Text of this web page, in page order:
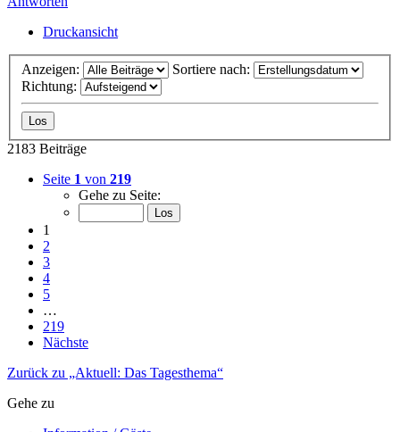
Richtung:
2183 Beiträge
Seite1von219
1
3
…
219
Nächste
Zurück zu „Aktuell: Das Tagesthema“
Gehe zu
↳ Willkommen
↳ Small Talk